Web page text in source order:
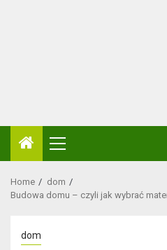
Primary
Menu
Home
dom
Budowa domu – czyli jak wybrać
dom